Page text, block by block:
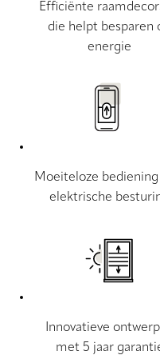
Efficiënte
die helpt besparen
energie
Moeiteloze
elektrische
Innovatieve
met 5 jaar